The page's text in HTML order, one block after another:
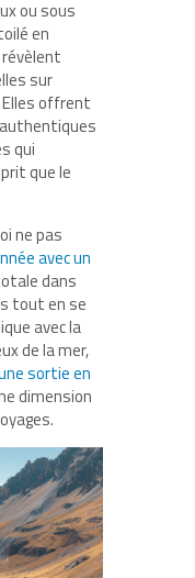
ou sous
en
sur
offrent
qui
que le
ne pas
avec un
dans
tout en se
avec la
de la mer,
sortie en
dimension